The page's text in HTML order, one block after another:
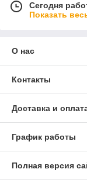
Сегодня
Показать
О нас
Контакты
Доставка и
График работы
Полная версия